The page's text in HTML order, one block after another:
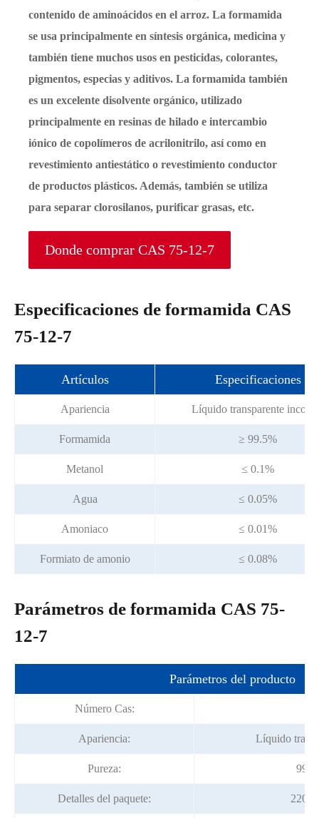
contenido de aminoácidos en el arroz. La formamida
se usa principalmente en síntesis orgánica, medicina y
también tiene muchos usos en pesticidas, colorantes,
pigmentos, especias y aditivos. La formamida también
es un excelente disolvente orgánico, utilizado
principalmente en resinas de hilado e intercambio
iónico de copolímeros de acrilonitrilo, así como en
revestimiento antiestático o revestimiento conductor
de productos plásticos. Además, también se utiliza
para separar clorosilanos, purificar grasas, etc.
Donde comprar CAS 75-12-7
Especificaciones de formamida CAS
75-12-7
Artículos Especificaciones
Apariencia Líquido transparente
Formamida ≥ 99.5%
Metanol ≤ 0.1%
Agua ≤ 0.05%
Amoniaco ≤ 0.01%
Formiato de amonio ≤ 0.08%
Parámetros de formamida CAS 75-
12-7
Parámetros del producto
Número Cas:
Apariencia: Líquido
Pureza:
Detalles del paquete: